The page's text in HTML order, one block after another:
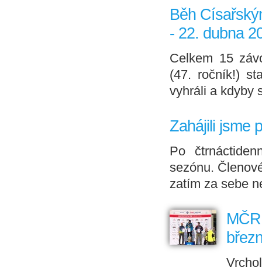
Běh
- 22. dubna
Celkem 15
(47. ročník!)
vyhráli a kdyby
Zahájili jsme
Po
sezónu.
zatím za sebe